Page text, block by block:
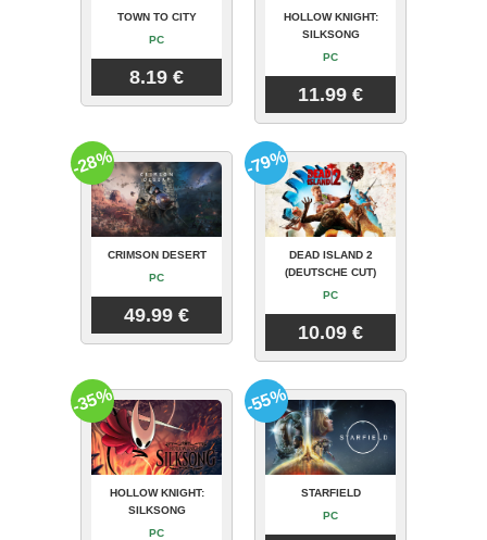
TOWN TO CITY
PC
8.19 €
HOLLOW KNIGHT:
SILKSONG
PC
11.99 €
CRIMSON DESERT
PC
49.99 €
-28%
DEAD ISLAND 2
(DEUTSCHE CUT)
PC
10.09 €
-79%
HOLLOW KNIGHT:
SILKSONG
PC
-35%
STARFIELD
PC
-55%